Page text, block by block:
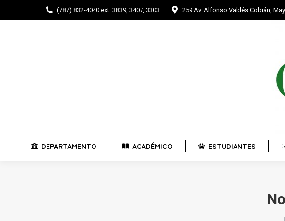
(787) 832-4040 ext. 3839, 3407, 3303 259 Av. Alfonso Valdés Cobián,
DEPARTAMENTO ACADÉMICO ESTUDIANTES
DEPARTAMENTO ACADÉMICO ESTUDIANTES